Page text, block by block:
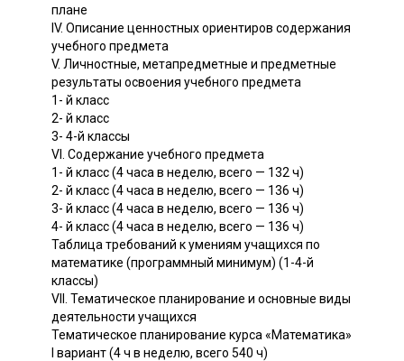
плане
IV. Описание ценностных ориентиров содержания
учебного предмета
V. Личностные, метапредметные и предметные
результаты освоения учебного предмета
1- й класс
2- й класс
3- 4-й классы
VI. Содержание учебного предмета
1- й класс (4 часа в неделю, всего — 132 ч)
2- й класс (4 часа в неделю, всего — 136 ч)
3- й класс (4 часа в неделю, всего — 136 ч)
4- й класс (4 часа в неделю, всего — 136 ч)
Таблица требований к умениям учащихся по
математике (программный минимум) (1-4-й
классы)
VII. Тематическое планирование и основные виды
деятельности учащихся
Тематическое планирование курса «Математика»
I вариант (4 ч в неделю, всего 540 ч)